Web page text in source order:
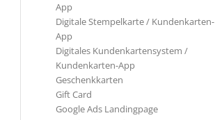
App
Digitale Stempelkarte / Kundenkarten-
App
Digitales Kundenkartensystem /
Kundenkarten-App
Geschenkkarten
Gift Card
Google Ads Landingpage